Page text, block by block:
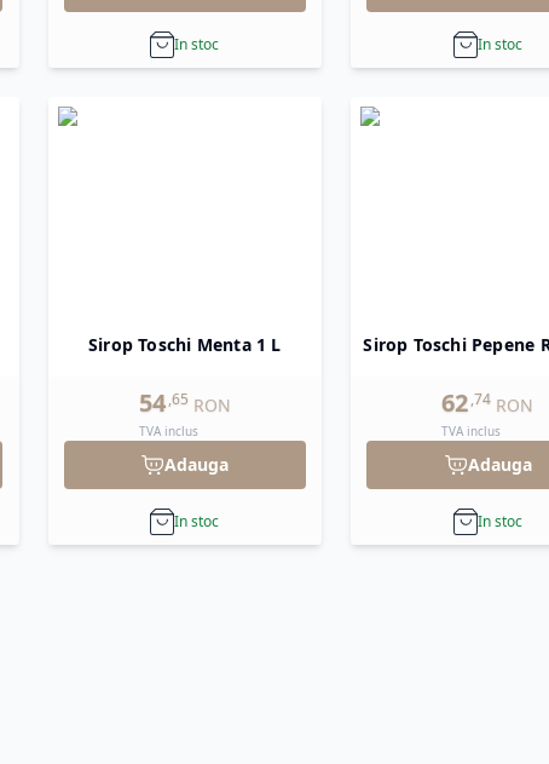
In stoc In stoc
Sirop Toschi Menta 1 L
54,65 RON
TVA inclus
Adauga
In stoc
Sirop Toschi Pepene
62,74 RON
TVA inclus
Adauga
In stoc